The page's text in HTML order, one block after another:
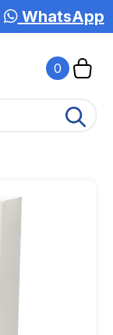
WhatsApp
0
Agotado